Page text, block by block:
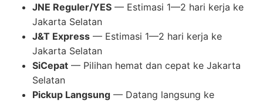
JNE Reguler/YES — Estimasi 1—2 hari kerja ke
Jakarta Selatan
J&T Express — Estimasi 1—2 hari kerja ke
Jakarta Selatan
SiCepat — Pilihan hemat dan cepat ke Jakarta
Selatan
Pickup Langsung — Datang langsung ke